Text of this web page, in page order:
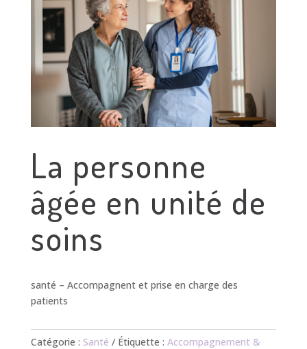
La personne
âgée en unité de
soins
santé – Accompagnent et prise en charge des
patients
Catégorie : Santé Étiquette : Accompagnement &